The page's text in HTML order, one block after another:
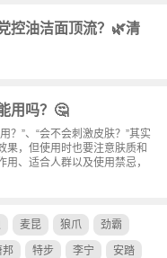
控油洁面顶流？🌿清
用吗？🤔
？”、“会不会刺激皮肤？”其实
果，但使用时也要注意肤质和
、适合人群以及使用禁忌，
麦昆 狼爪 劲霸
邦 特步 李宁 安踏